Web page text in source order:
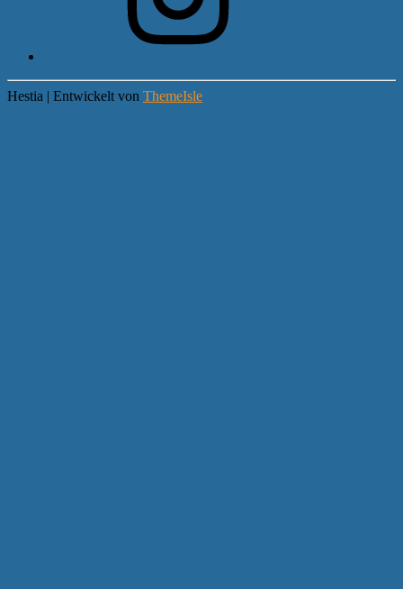
Hestia | Entwickelt von ThemeIsle